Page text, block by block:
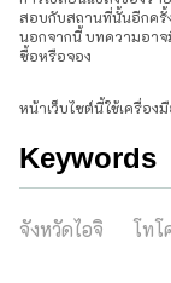
สอบกับสถานที่นั้นอีกครั้
นอกจากนี้ บทความอา
ซื้อหรือจอง
หน้าเว็บไซต์นี้ใช้เครื่อ
Keywords
จังหวัดไอจิ โทโ